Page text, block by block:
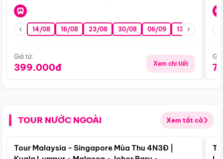
14/08 16/08 23/08 30/08 06/09 13/09 20/09
Giá từ:
399.000đ Xem chi tiết
TOUR NƯỚC NGOÀI Xem tất cả
Điểm nổi bật
Tour Malaysia - Singapore Mùa Thu 4N3Đ |